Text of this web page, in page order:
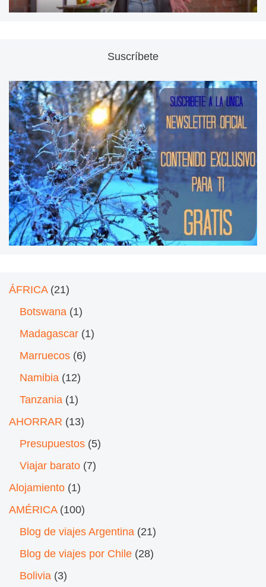
Suscríbete
ÁFRICA(21)
Botswana (1)
Madagascar (1)
Marruecos (6)
Namibia (12)
Tanzania (1)
AHORRAR (13)
Presupuestos (5)
Viajar barato (7)
Alojamiento (1)
AMÉRICA(100)
Blog de viajes Argentina (21)
Blog de viajes por Chile (28)
Bolivia (3)